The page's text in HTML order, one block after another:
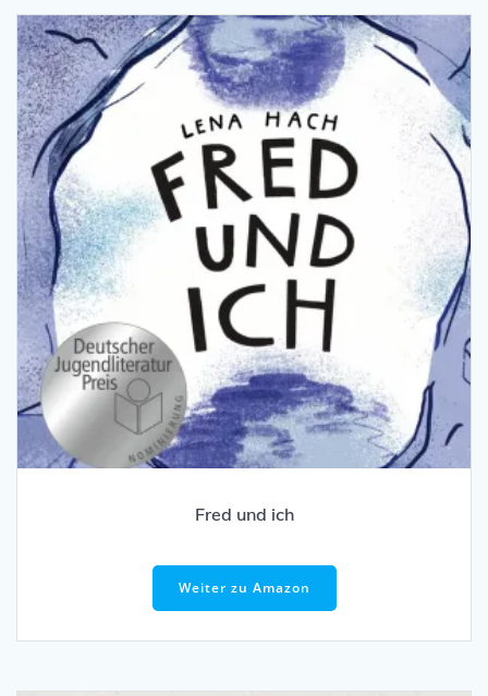
Fred und ich
Weiter zu Amazon